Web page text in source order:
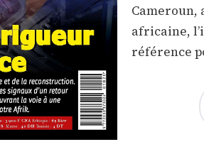
Cameroun,
africaine,
référence